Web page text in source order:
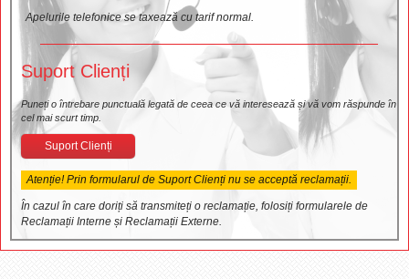
Apelurile telefonice se taxează cu tarif normal.
Suport Clienți
Puneți o întrebare punctuală legată de ceea ce vă interesează și vă vom răspunde în
cel mai scurt timp.
Suport Clienți
Atenție! Prin formularul de Suport Clienți nu se acceptă reclamații.
În cazul în care doriți să transmiteți o reclamație, folosiți formularele de
Reclamații Interne și Reclamații Externe.